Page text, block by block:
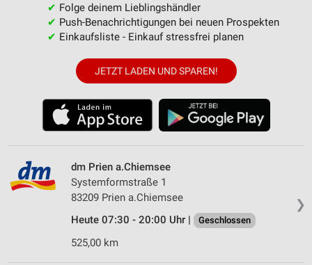
✔ Folge deinem Lieblingshändler
✔ Push-Benachrichtigungen bei neuen Prospekten
✔ Einkaufsliste - Einkauf stressfrei planen
JETZT LADEN UND SPAREN!
❯
dm Prien a.Chiemsee
Systemformstraße 1
83209 Prien a.Chiemsee
Heute 07:30 - 20:00 Uhr |
Geschlossen
525,00 km